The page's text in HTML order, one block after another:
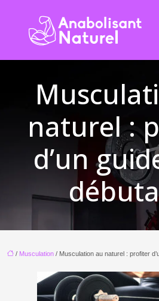
naturel :
d’un
/ Musculation / Musculation au naturel : profiter